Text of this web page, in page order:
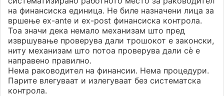
на финансиска единица. Не биле назначени лица за
вршење ex-ante и ex-post финансиска контрола.
Тоа значи дека немало механизам што пред
извршување проверува дали трошокот е законски,
ниту механизам што потоа проверува дали сè е
направено правилно.
Нема раководител на финансии. Нема процедури.
Парите влегуваат и излегуваат без систематска
контрола.